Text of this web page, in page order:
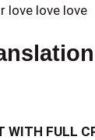
love love love
WITH FULL